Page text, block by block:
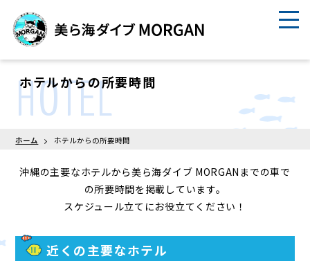
ホテルからの所要時間
HOTEL
ホーム ホテルからの所要時間
沖縄の主要なホテルから美ら海ダイブ MORGANまでの車で
の所要時間を掲載しています。
スケジュール立てにお役立てください！
近くの主要なホテル